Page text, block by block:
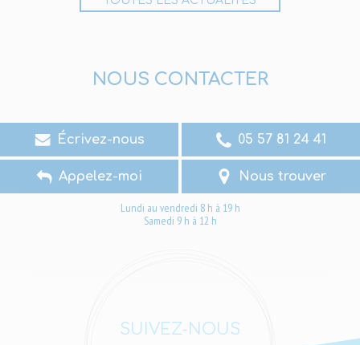
NOUS CONTACTER
Écrivez-nous 05 57 81 24 41
Lundi au vendredi 8 h à 19 h
Samedi 9 h à 12 h
Appelez-moi Nous trouver
SUIVEZ-NOUS